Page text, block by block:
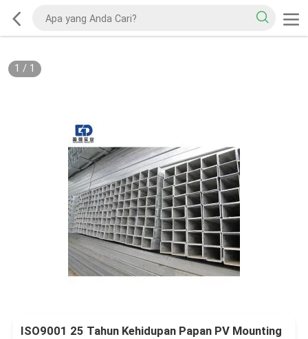
1 / 1
ISO9001 25 Tahun Kehidupan Papan PV Mounting